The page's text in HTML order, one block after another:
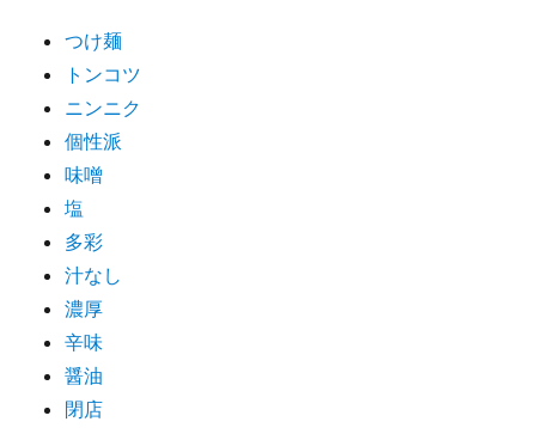
つけ麺
トンコツ
ニンニク
個性派
味噌
塩
多彩
汁なし
濃厚
辛味
醤油
閉店